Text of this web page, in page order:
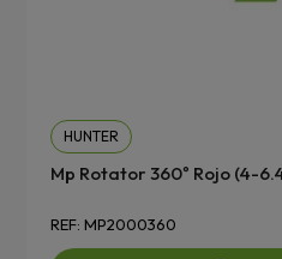
HUNTER
Mp Rotator 360º Rojo (4-
REF: MP2000360